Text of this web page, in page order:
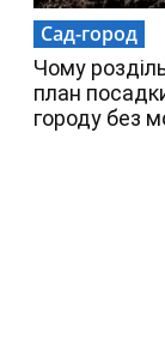
Сад-город
Чому
план
городу без